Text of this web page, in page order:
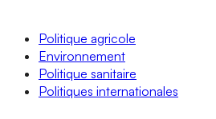
Politique agricole
Environnement
Politique sanitaire
Politiques internationales